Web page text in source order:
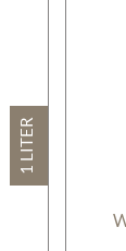
1 LITER